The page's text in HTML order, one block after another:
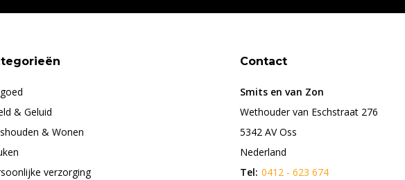
& Geluid
& Wonen
verzorging
Contact
Smits en van Zon
Wethouder van Eschstraat 276
5342 AV Oss
Nederland
Tel: 0412 - 623 674